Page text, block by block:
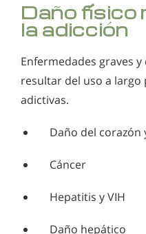
Daño
la adicción
Enfermedades graves
resultar del uso a largo
adictivas.
Daño del corazón
Cáncer
Hepatitis y VIH
Daño hepático